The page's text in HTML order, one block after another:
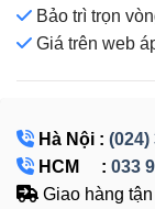
Bảo trì trọn
Giá trên web
Hà Nội : (024)
HCM : 033
Giao hàng